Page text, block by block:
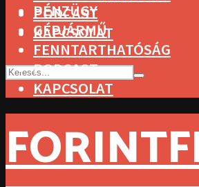
PODCAST
KAPCSOLAT
PÉNZÜGY
GÉPJÁRMŰ
FENNTARTHATÓSÁG
PODCAST
KAPCSOLAT